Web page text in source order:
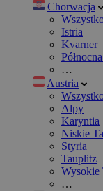
Chorwacja
Istria
Kvarner
…
Austria
Alpy
Karyntia
Niskie
Styria
Tauplitz
Wysokie
…